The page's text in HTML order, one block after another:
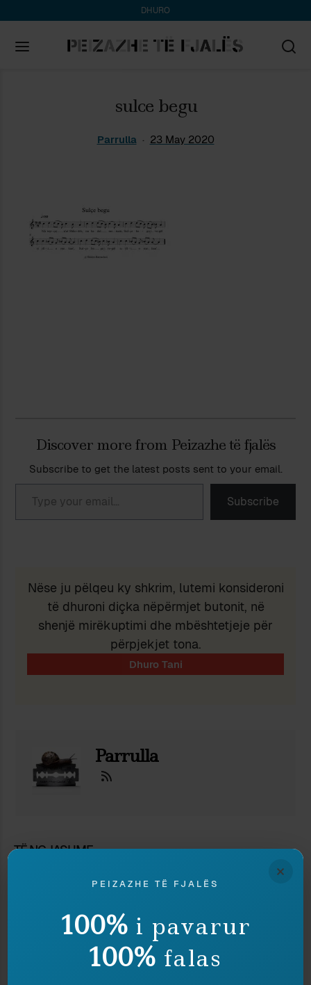
DHURO
sulce begu
Parrulla 23 May 2020
Discover more from Peizazhe të fjalës
Subscribe to get the latest posts sent to your email.
Type your email…
Subscribe
Nëse ju pëlqeu ky shkrim, lutemi konsideroni
të dhuroni diçka nëpërmjet butonit, në
shenjë mirëkuptimi dhe mbështetjeje për
përpjekjet tona.
Parrulla
TË NGJASHME
×
PEIZAZHE TË FJALËS
100% i pavarur
100% falas